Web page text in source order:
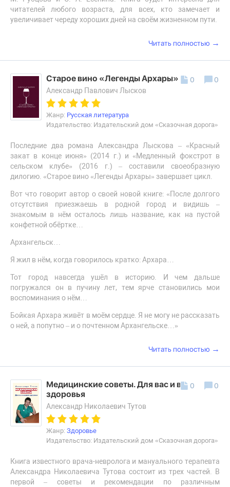
читателей любого возраста, для всех, кто замечает и
увеличивает череду хороших дней на своём жизненном пути.
Читать полностью →
Старое вино «Легенды Архары»
Александр Павлович Лысков
Жанр: Русская литература
Издательство: Издательский дом «Сказочная дорога»
Последние два романа Александра Лыскова – «Красный
закат в конце июня» (2014 г.) и «Медленный фокстрот в
сельском клубе» (2016 г.) – составили своеобразную
дилогию. «Старое вино «Легенды Архары» завершает цикл.
Вот что говорит автор о своей новой книге: «После долгого
отсутствия приезжаешь в родной город и видишь –
знакомым в нём осталось лишь название, как на пустой
конфетной обёртке…
Архангельск…
Я жил в нём, когда говорилось кратко: Архара…
Тот город навсегда ушёл в историю. И чем дальше
погружался он в пучину лет, тем ярче становились мои
воспоминания о нём…
Бойкая Архара живёт в моём сердце. Я не могу не рассказать
о ней, а попутно – и о почтенном Архангельске…»
0 0
Читать полностью →
Медицинские советы. Для вас и вашего
здоровья
Александр Николаевич Тутов
Жанр: Здоровье
Издательство: Издательский дом «Сказочная дорога»
Книга известного врача-невролога и мануального терапевта
Александра Николаевича Тутова состоит из трех частей. В
первой – советы и рекомендации по различным
0 0